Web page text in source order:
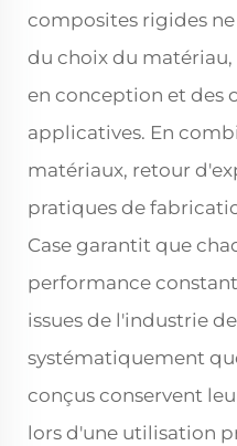
composites rigides
du choix du matériau,
en conception et des
applicatives. En
matériaux, retour
pratiques de
Case garantit que
performance
issues de l'industrie
systématiquement
conçus conservent
lors d'une utilisation